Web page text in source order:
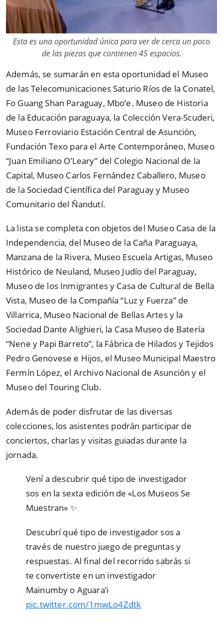
Esta es una oportunidad única para ver de cerca un poco
de las piezas que contienen 45 espacios.
Además, se sumarán en esta oportunidad el Museo
de las Telecomunicaciones Saturio Ríos de la Conatel,
Fo Guang Shan Paraguay, Mbo’e. Museo de Historia
de la Educación paraguaya, la Colección Vera-Scuderi,
Museo Ferroviario Estación Central de Asunción,
Fundación Texo para el Arte Contemporáneo, Museo
“Juan Emiliano O’Leary”del Colegio Nacional de la
Capital, Museo Carlos Fernández Caballero, Museo
de la Sociedad Científica del Paraguay y Museo
Comunitario del Ñandutí.
La lista se completa con objetos del Museo Casa de la
Independencia, del Museo de la Caña Paraguaya,
Manzana de la Rivera, Museo Escuela Artigas, Museo
Histórico de Neuland, Museo Judío del Paraguay,
Museo de los Inmigrantes y Casa de Cultural de Bella
Vista, Museo de la Compañía“Luz y Fuerza”de
Villarrica, Museo Nacional de Bellas Artes y la
Sociedad Dante Alighieri, la Casa Museo de Batería
“Nene y Papi Barreto”, la Fábrica de Hilados y Tejidos
Pedro Genovese e Hijos, el Museo Municipal Maestro
Fermín López, el Archivo Nacional de Asunción y el
Museo del Touring Club.
Además de poder disfrutar de las diversas
colecciones, los asistentes podrán participar de
conciertos, charlas y visitas guiadas durante la
jornada.
Vení a descubrir qué tipo de investigador
sos en la sexta edición de «Los Museos Se
Muestran» ️✨
Descubrí qué tipo de investigador sos a
través de nuestro juego de preguntas y
respuestas. Al final del recorrido sabrás si
te convertiste en un investigador
Mainumby o Aguara’i
pic.twitter.com/1mwLo4Zdtk